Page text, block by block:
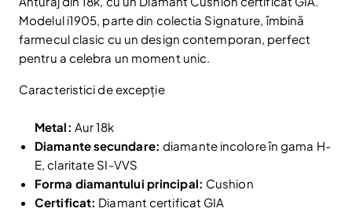
Modelul i1905, parte din colectia Signature, îmbină
farmecul clasic cu un design contemporan, perfect
pentru a celebra un moment unic.
Caracteristici de excepție
Metal: Aur 18k
Diamante secundare: diamante incolore în gama H-
E, claritate SI-VVS
Forma diamantului principal: Cushion
Certificat: Diamant certificat GIA